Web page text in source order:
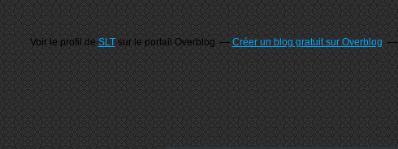
Voir le profil deSLTsur le portail Overblog Créer un blog gratuit sur Overblog